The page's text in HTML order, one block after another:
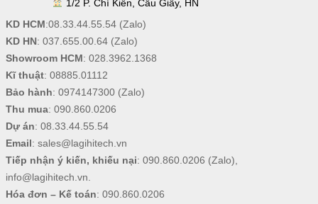
1/2 P. Chí Kiên, Cầu Giấy, HN
KD HCM:08.33.44.55.54(Zalo)
KD HN: 037.655.00.64(Zalo)
Showroom HCM: 028.3962.1368
Kĩ thuật: 08885.01112
Bảo hành: 0974147300(Zalo)
Thu mua: 090.860.0206
Dự án: 08.33.44.55.54
Email: sales@lagihitech.vn
Tiếp nhận ý kiến, khiếu nại: 090.860.0206 (Zalo),
info@lagihitech.vn
Hóa đơn – Kế toán: 090.860.0206